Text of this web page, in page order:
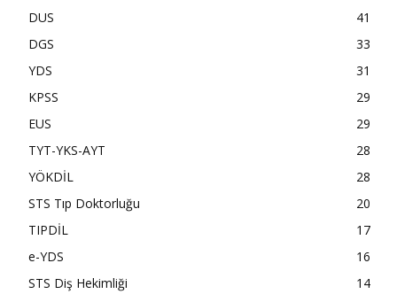
DUS
41
DGS
33
YDS
31
KPSS
29
EUS
29
TYT-YKS-AYT
28
YÖKDİL
28
STS Tıp Doktorluğu
20
TIPDİL
17
e-YDS
16
STS Diş Hekimliği
14